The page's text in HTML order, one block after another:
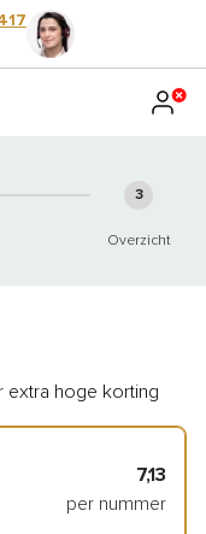
3
Overzicht
extra hoge korting
7,13
per nummer